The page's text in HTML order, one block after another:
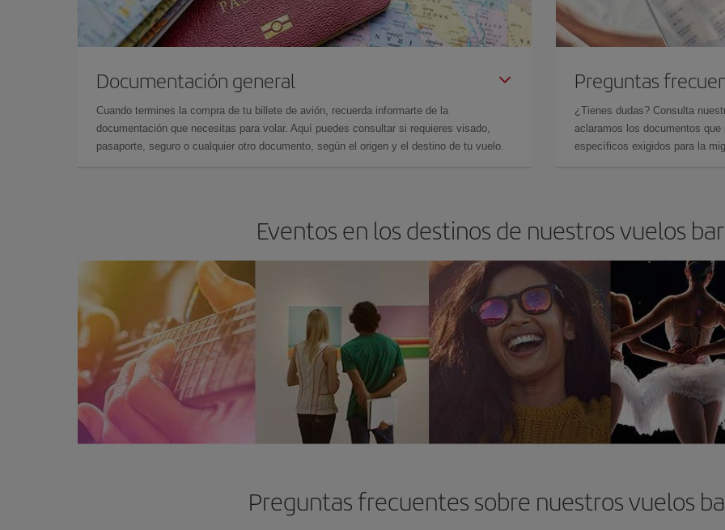
Documentación general
Cuando termines la compra de tu billete de avión, recuerda informarte de la
documentación que necesitas para volar. Aquí puedes consultar si requieres visado,
pasaporte, seguro o cualquier otro documento, según el origen y el destino de tu vuelo.
Preguntas
¿Tienes dudas? Consulta
aclaramos los documentos
específicos exigidos para la
Eventos en los destinos de nuestros vuelos
Preguntas frecuentes sobre nuestros vuelos